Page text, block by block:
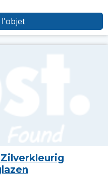
l'objet